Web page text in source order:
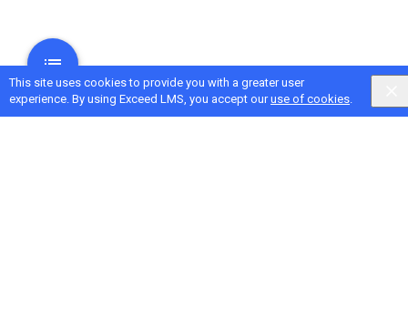
This site uses cookies to provide you with a greater user
experience. By using Exceed LMS, you accept ouruse of cookies.